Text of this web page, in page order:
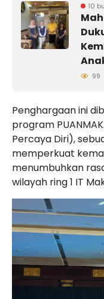
10
99
Penghargaan ini
program
Percaya Diri),
memperkuat
menumbuhkan
wilayah ring 1 IT